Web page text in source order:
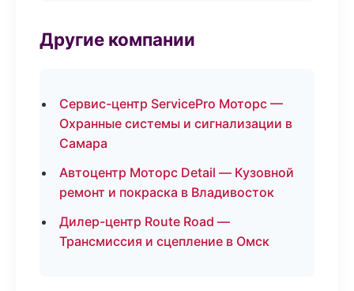
Другие компании
Сервис-центр ServicePro Моторс —
Охранные системы и сигнализации в
Самара
Автоцентр Моторс Detail — Кузовной
ремонт и покраска в Владивосток
Дилер-центр Route Road —
Трансмиссия и сцепление в Омск